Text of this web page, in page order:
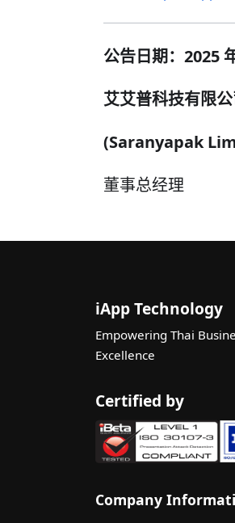
公告日期：2025
艾艾普科技有限公
(Saranyapak
董事总经理
iApp Technology
Empowering Thai
Excellence
Certified by
Company